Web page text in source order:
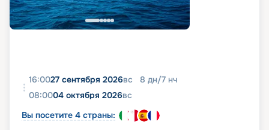
16:0027 сентября 2026вс 8 дн/7 нч
08:0004 октября 2026вс
Вы посетите 4 страны: